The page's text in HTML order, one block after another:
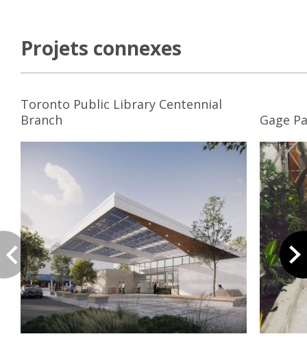
Projets connexes
Toronto Public Library Centennial
Branch
Gage